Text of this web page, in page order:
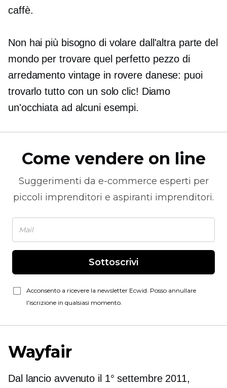
caffè.
Non hai più bisogno di volare dall'altra parte del
mondo per trovare quel perfetto pezzo di
arredamento vintage in rovere danese: puoi
trovarlo tutto con un solo clic! Diamo
un'occhiata ad alcuni esempi.
Come vendere on line
Suggerimenti da e-commerce esperti per
piccoli imprenditori e aspiranti imprenditori.
Sottoscrivi
Acconsento a ricevere la newsletter Ecwid. Posso annullare
l'iscrizione in qualsiasi momento.
Wayfair
Dal lancio avvenuto il 1° settembre 2011,